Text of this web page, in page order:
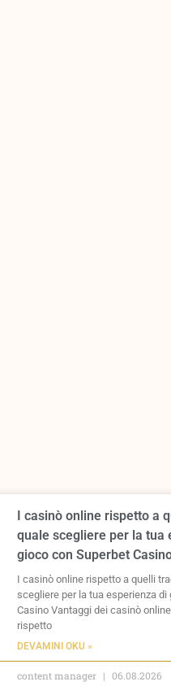
I casinò online rispetto a
quale scegliere per la tua
gioco con Superbet
I casinò online rispetto a quelli
scegliere per la tua esperienza di
Casino Vantaggi dei casinò
rispetto
DEVAMINI OKU »
content manager 06.08.2026